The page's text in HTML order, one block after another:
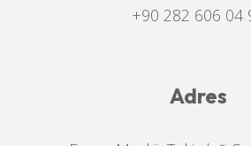
+90 282 606 04
Adres